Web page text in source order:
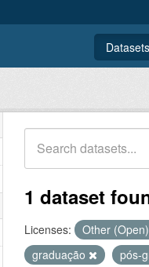
Datasets
1 dataset
Licenses: Other (Open)
graduação
pós-